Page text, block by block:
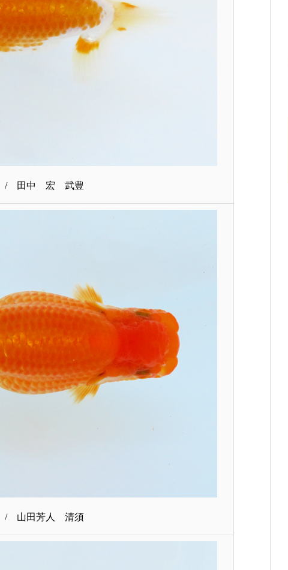
/ 田中 宏 武豊
/ 山田芳人 清須